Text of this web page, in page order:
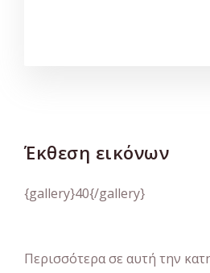
Έκθεση εικόνων
{gallery}40{/gallery}
Περισσότερα σε αυτή την